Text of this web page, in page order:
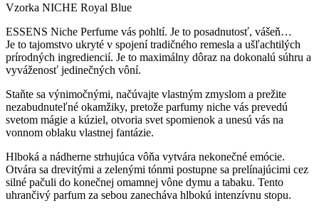
Vzorka NICHE Royal Blue
ESSENS Niche Perfume vás pohltí. Je to posadnutosť, vášeň…
Je to tajomstvo ukryté v spojení tradičného remesla a ušľachtilých
prírodných ingrediencií. Je to maximálny dôraz na dokonalú súhru a
vyváženosť jedinečných vôní.
Staňte sa výnimočnými, načúvajte vlastným zmyslom a prežite
nezabudnuteľné okamžiky, pretože parfumy niche vás prevedú
svetom mágie a kúziel, otvoria svet spomienok a unesú vás na
vonnom oblaku vlastnej fantázie.
Hlboká a nádherne strhujúca vôňa vytvára nekonečné emócie.
Otvára sa drevitými a zelenými tónmi postupne sa prelínajúcimi cez
silné pačuli do konečnej omamnej vône dymu a tabaku. Tento
uhrančivý parfum za sebou zanecháva hlbokú intenzívnu stopu.